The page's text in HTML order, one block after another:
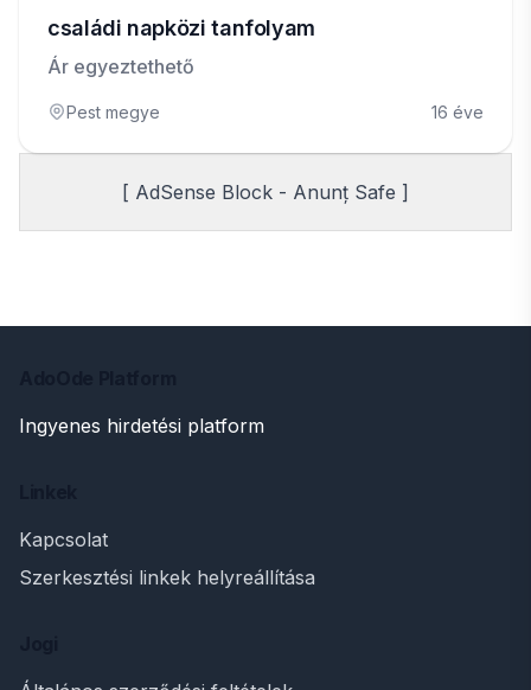
családi napközi tanfolyam
Ár egyeztethető
Pest megye 16 éve
[ AdSense Block - Anunț Safe ]
Ingyenes hirdetési platform
Kapcsolat
Szerkesztési linkek helyreállítása